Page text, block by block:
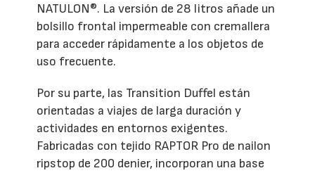
NATULON®. La versión de 28 litros añade un
bolsillo frontal impermeable con cremallera
para acceder rápidamente a los objetos de
uso frecuente.
Por su parte, las Transition Duffel están
orientadas a viajes de larga duración y
actividades en entornos exigentes.
Fabricadas con tejido RAPTOR Pro de nailon
ripstop de 200 denier, incorporan una base